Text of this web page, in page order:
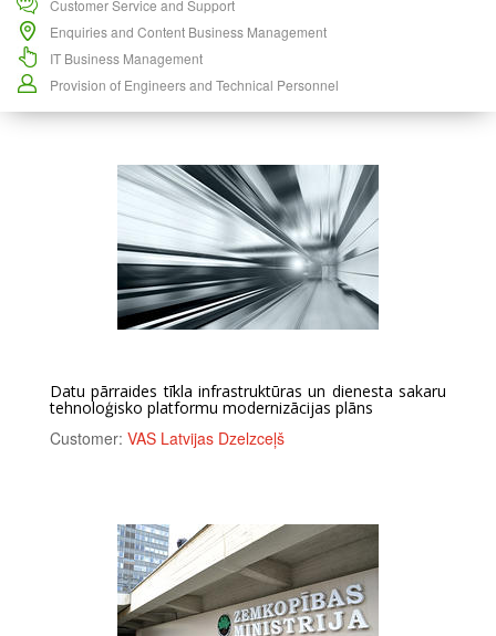
Customer Service and Support
Enquiries and Content Business Management
IT Business Management
Provision of Engineers and Technical Personnel
Datu pārraides tīkla infrastruktūras un dienesta sakaru
tehnoloģisko platformu modernizācijas plāns
Customer: VAS Latvijas Dzelzceļš